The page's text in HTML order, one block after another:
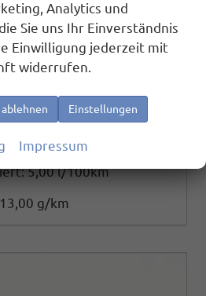
Tageszulassung
GetriebeSchaltgetriebe
AußenfarbeBlack Magic Metallic
5,00 l/100km
g/km
Analytics und
Sie uns Ihr Einverständnis
Einwilligung jederzeit mit
widerrufen.
Einstellungen
Impressum